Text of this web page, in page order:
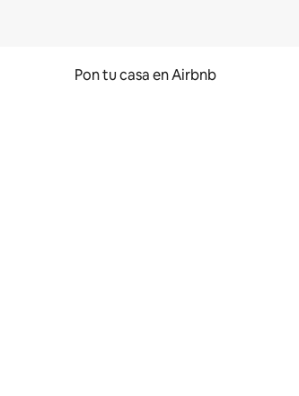
Pon tu casa en Airbnb